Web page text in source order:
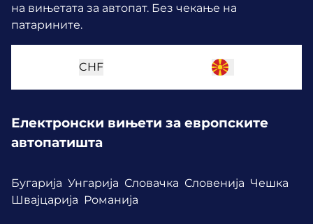
на вињетата за автопат. Без чекање на
патарините.
CHF
Електронски вињети за европските
автопатишта
Бугарија Унгарија Словачка Словенија Чешка
Швајцарија Романија